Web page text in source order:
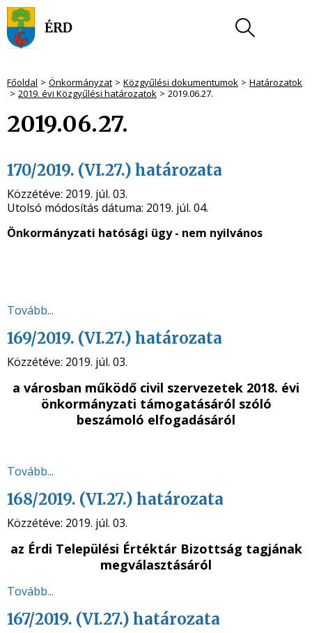
Főoldal Önkormányzat Közgyűlési dokumentumok
Határozatok
2019. évi Közgyűlési határozatok
2019.06.27.
2019.06.27.
170/2019. (VI.27.) határozata
Közzétéve: 2019. júl. 03.
Utolsó módosítás dátuma: 2019. júl. 04.
Önkormányzati hatósági ügy - nem nyilvános
Tovább...
169/2019. (VI.27.) határozata
Közzétéve: 2019. júl. 03.
a városban működő civil szervezetek 2018. évi
önkormányzati támogatásáról szóló
beszámoló elfogadásáról
Tovább...
168/2019. (VI.27.) határozata
Közzétéve: 2019. júl. 03.
az Érdi Települési Értéktár Bizottság tagjának
megválasztásáról
Tovább...
167/2019. (VI.27.) határozata